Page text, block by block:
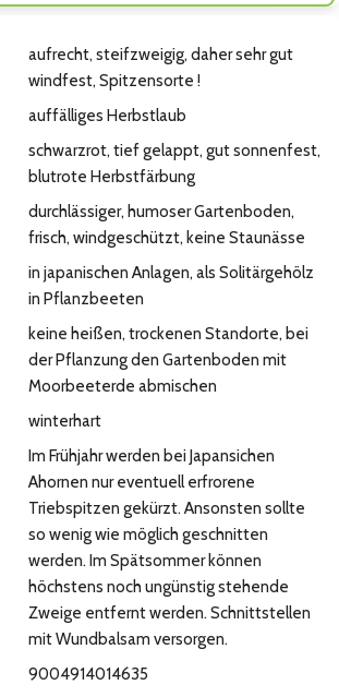
aufrecht, steifzweigig, daher sehr gut
windfest, Spitzensorte !
auffälliges Herbstlaub
schwarzrot, tief gelappt, gut sonnenfest,
blutrote Herbstfärbung
durchlässiger, humoser Gartenboden,
frisch, windgeschützt, keine Staunässe
in japanischen Anlagen, als Solitärgehölz
in Pflanzbeeten
keine heißen, trockenen Standorte, bei
der Pflanzung den Gartenboden mit
Moorbeeterde abmischen
winterhart
Im Frühjahr werden bei Japansichen
Ahornen nur eventuell erfrorene
Triebspitzen gekürzt. Ansonsten sollte
so wenig wie möglich geschnitten
werden. Im Spätsommer können
höchstens noch ungünstig stehende
Zweige entfernt werden. Schnittstellen
mit Wundbalsam versorgen.
9004914014635